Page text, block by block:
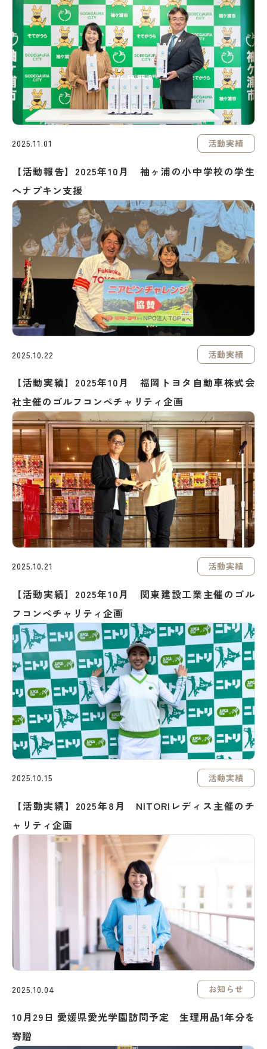
2025.11.01 活動実績
【活動報告】2025年10月 袖ヶ浦の小中学校の学生
へナプキン支援
2025.10.22 活動実績
【活動実績】2025年10月 福岡トヨタ自動車株式会
社主催のゴルフコンペチャリティ企画
2025.10.21 活動実績
【活動実績】2025年10月 関東建設工業主催のゴル
フコンペチャリティ企画
2025.10.15 活動実績
【活動実績】2025年8月 NITORIレディス主催のチ
ャリティ企画
2025.10.04 お知らせ
10月29日 愛媛県愛光学園訪問予定 生理用品1年分を
寄贈